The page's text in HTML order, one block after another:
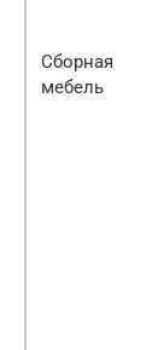
Сборная
мебель